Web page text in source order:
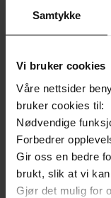
Samtykke
Vi bruker cookies
Våre nettsider
bruker cookies til:
Nødvendige
Forbedrer
Gir oss en bedre
brukt, slik at vi
Gjør det mulig for
199,-
Jo Nesbø
EBOK